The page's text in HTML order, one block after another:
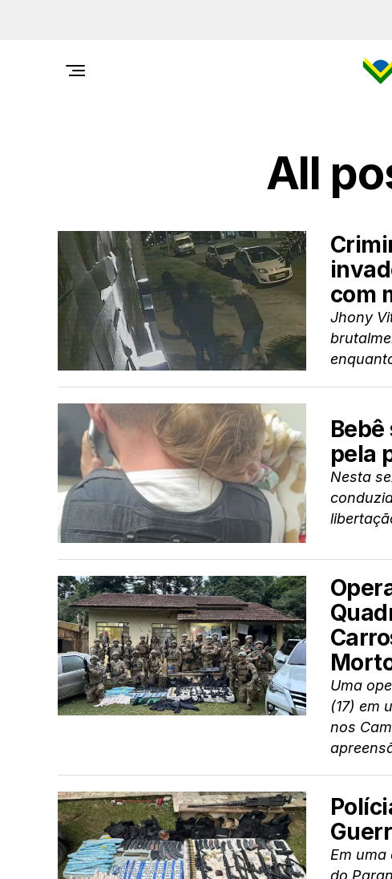
All
com
Jhony
pela
Nesta
Uma
(17) em
nos
Em uma
do